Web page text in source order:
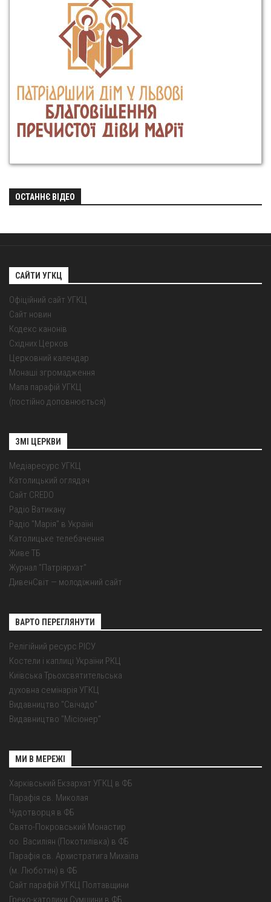
ОСТАННЄ ВІДЕО
САЙТИ УГКЦ
Офіційний сайт УГКЦ
Сайт новин
Кодекс канонів
Східних Церков
Церковний календар
Монаші згромадження
Мапа парафій УГКЦ
(постійно доповнюється)
ЗМІ ЦЕРКВИ
Медіаресурс УГКЦ
Католицький оглядач
Сайт CREDO
Радіо Ватикану
Радіо "Марія" в Україні
Католицьке телебачення
Живе ТБ
Журнал "Патріярхат"
ДивенСвіт — молодіжний сайт
ВАРТО ПЕРЕГЛЯНУТИ
Релігійний ресурс РІСУ
Костели і каплиці України РКЦ
Київська Трьохсвятительська
духовна семінарія УГКЦ
Видавництво "Свічадо"
Видавництво "Місіонер"
МИ В МЕРЕЖІ
Харківський Екзархат УГКЦ в ФБ
Парафія св. Миколая
Чудотворця в ФБ
Свято-Покровський Монастир
оо. Василіян (Покотилівка) в ФБ
Парафія св. Архистратига Михаїла
(м. Люботин) в ФБ
Сайт парафій УГКЦ Полтавщини
Греко-католики Сумщини в ФБ